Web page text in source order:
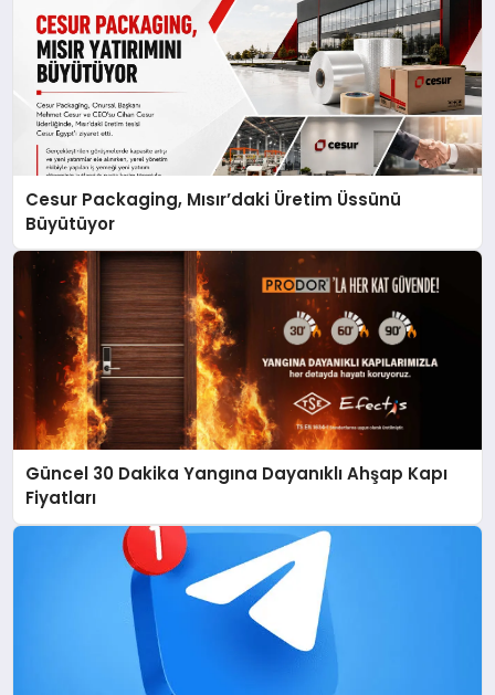
Cesur Packaging, Mısır’daki Üretim Üssünü
Büyütüyor
Güncel 30 Dakika Yangına Dayanıklı Ahşap Kapı
Fiyatları